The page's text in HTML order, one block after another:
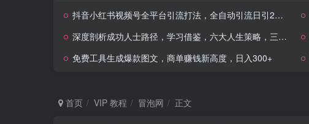
抖音小红书视频号全平台引流打法，全自动引流日引2000+精准客户
深度剖析成功人士路径，学习借鉴，六大人生策略，三年后或能财富自由
免费工具生成爆款图文，商单赚钱新高度，日入300+
首页 VIP 教程 冒泡网 正文